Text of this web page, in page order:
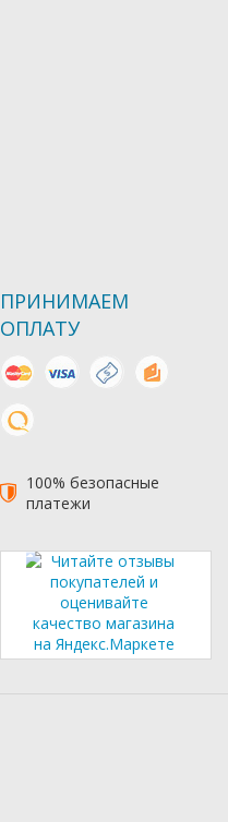
ПРИНИМАЕМ
ОПЛАТУ
mastercard наличныеяндекс
киви
100% безопасные
платежи